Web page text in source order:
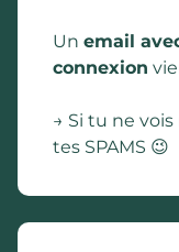
Un email
connexion
→ Si tu ne
tes SPAMS 😉